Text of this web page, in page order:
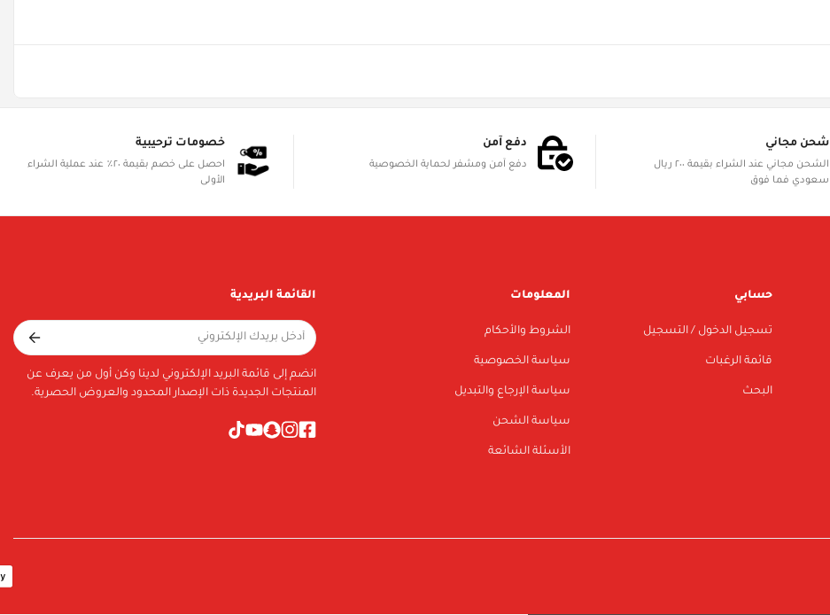
شحن مجاني
الشحن مجاني عند الشراء بقيمة ٢٠٠ ريال
سعودي فما فوق
دفع آمن
دفع آمن ومشفر لحماية الخصوصية
خصومات ترحيبية
احصل على خصم بقيمة ٢٠٪ عند عملية الشراء
الأولى
حسابي
تسجيل الدخول / التسجيل
قائمة الرغبات
البحث
المعلومات
الشروط والأحكام
سياسة الخصوصية
سياسة الإرجاع والتبديل
سياسة الشحن
الأسئلة الشائعة
القائمة البريدية
انضم إلى قائمة البريد الإلكتروني لدينا وكن أول من يعرف عن
المنتجات الجديدة ذات الإصدار المحدود والعروض الحصرية.